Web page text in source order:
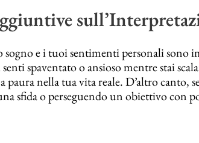
sogno e i tuoi sentimenti personali
spaventato o ansioso mentre stai
paura nella tua vita reale. D’altro canto,
sfida o perseguendo un obiettivo con